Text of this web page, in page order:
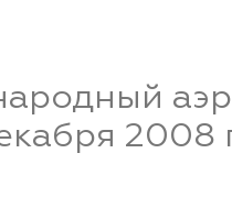
2008